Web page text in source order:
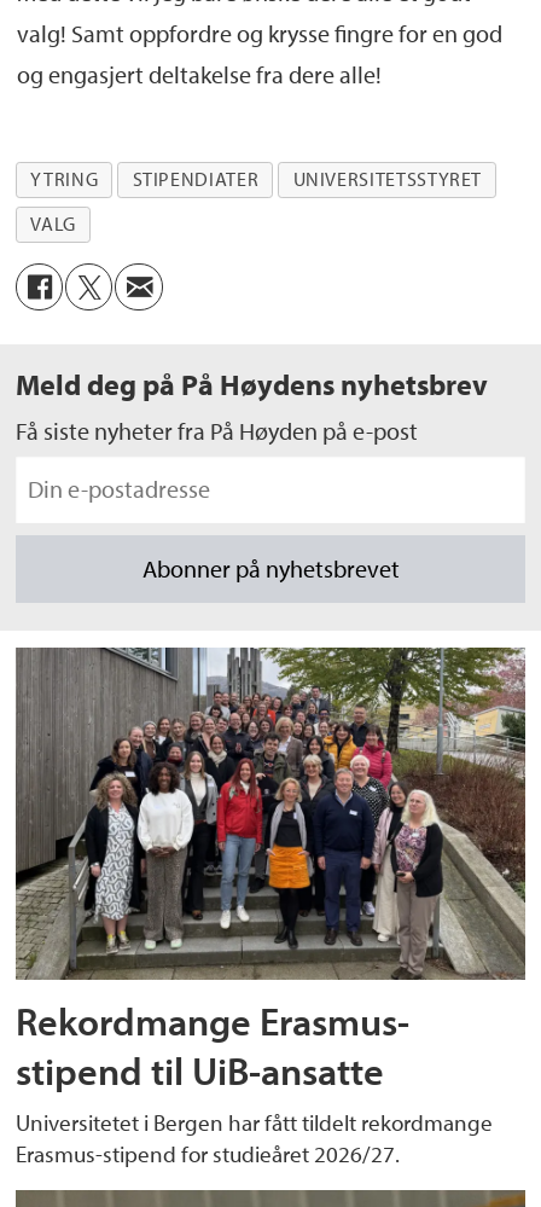
valg! Samt oppfordre og krysse fingre for en god
og engasjert deltakelse fra dere alle!
YTRING STIPENDIATER
UNIVERSITETSSTYRET
VALG
Meld deg på På Høydens nyhetsbrev
Få siste nyheter fra På Høyden på e-post
Rekordmange Erasmus-
stipend til UiB-ansatte
Universitetet i Bergen har fått tildelt rekordmange
Erasmus-stipend for studieåret 2026/27.